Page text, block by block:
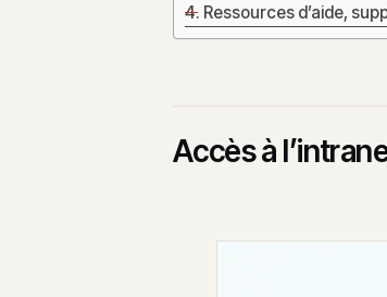
Ressources d’aide,
Accès à